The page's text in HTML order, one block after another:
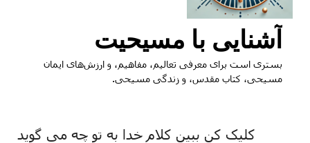
آشنایی با مسیحیت
بستری است برای معرفی تعالیم، مفاهیم، و ارزش‌های ایمان
مسیحی، کتاب مقدس، و زندگی مسیحی.
کلیک کن ببین کلام خدا به تو چه می گوید